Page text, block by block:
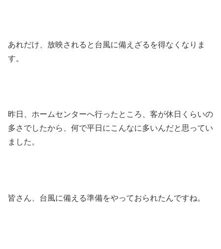
あれだけ、放映されると台風に備えざるを得なくなりま
す。
昨日、ホームセンターへ行ったところ、客が休日くらいの
多さでしたから、何で平日にこんなに多いんだと思ってい
ました。
皆さん、台風に備える準備をやっておられたんですね。